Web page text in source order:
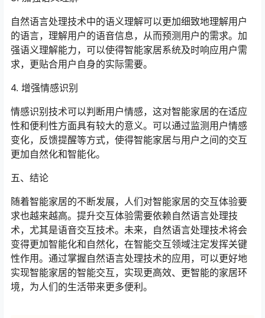
自然语言处理技术中的语义理解可以更加细致地理解用户
的语言，理解用户的语音信息，从而预测用户的需求。加
强语义理解能力，可以使得智能家居系统及时响应用户需
求，更贴合用户自身的实际需要。
4. 增强情感识别
情感识别技术可以判断用户情感，这对智能家居的在适应
性和便利性方面具有较大的意义。可以通过监测用户情感
变化，反馈提醒等方式，使得智能家居与用户之间的交互
更加自然化和智能化。
五、结论
随着智能家居的不断发展，人们对智能家居的交互体验要
求也越来越高。提升交互体验需要依赖自然语言处理技
术，尤其是语音交互技术。未来，自然语言处理技术将会
变得更加智能化和自然化，在智能交互领域注定发挥关键
性作用。通过掌握自然语言处理技术的应用，可以更好地
实现智能家居的智能交互，实现更高效、更智能的家居环
境，为人们的生活带来更多便利。